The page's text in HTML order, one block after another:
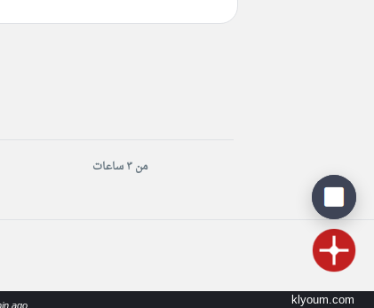
من ٣ ساعات
klyoum.com